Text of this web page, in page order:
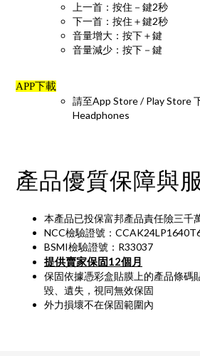
上一首：按住－鍵2秒
下一首：按住＋鍵2秒
音量增大：按下＋鍵
音量減少：按下－鍵
APP下載
請至App Store / Play Store
Headphones
產品優質保障與
本產品已投保富邦產品責任險三千
NCC檢驗證號：
BSMI檢驗證號：R33037
提供賣家保固12個月
保固依據憑彩盒貼膜上的產品條碼
毀、遺失，視同無效保固
外力損壞不在保固範圍內